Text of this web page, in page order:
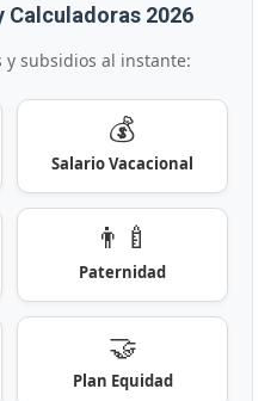
Calculadoras 2026
y subsidios al instante:
💰
Salario Vacacional
👨‍🍼
Paternidad
🤝
Plan Equidad